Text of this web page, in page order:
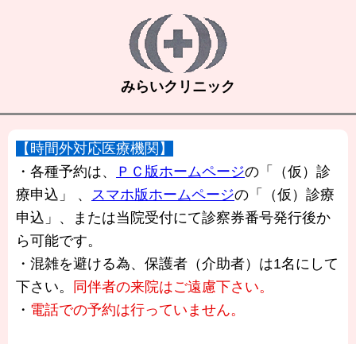
みらいクリニック
【時間外対応医療機関】
・各種予約は、
ＰＣ版ホームページの「（仮）診
療申込」 、 スマホ版ホームページの「（仮）診療
申込」、または当院受付にて診察券番号発行後か
ら可能です。
・混雑を避ける為、保護者（介助者）は1名にして
下さい。
同伴者の来院はご遠慮下さい。
・ 電話での予約は行っていません。